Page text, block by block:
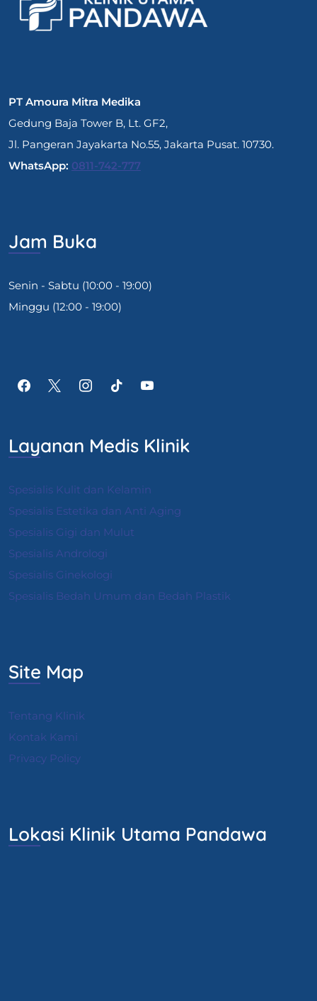
PT Amoura Mitra Medika
Gedung Baja Tower B, Lt. GF2,
Jl. Pangeran Jayakarta No.55, Jakarta Pusat. 10730.
WhatsApp: 0811-742-777
Jam Buka
Senin - Sabtu (10:00 - 19:00)
Minggu (12:00 - 19:00)
Layanan Medis Klinik
Spesialis Kulit dan Kelamin
Spesialis Estetika dan Anti Aging
Spesialis Gigi dan Mulut
Spesialis Andrologi
Spesialis Ginekologi
Spesialis Bedah Umum dan Bedah Plastik
Site Map
Tentang Klinik
Kontak Kami
Privacy Policy
Lokasi Klinik Utama Pandawa